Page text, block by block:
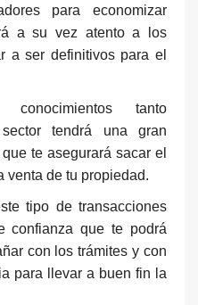
para economizar
a su vez atento a los
a ser definitivos para el
tanto
tendrá una gran
te asegurará sacar el
venta de tu propiedad.
tipo de transacciones
confianza que te podrá
con los trámites y con
para llevar a buen fin la